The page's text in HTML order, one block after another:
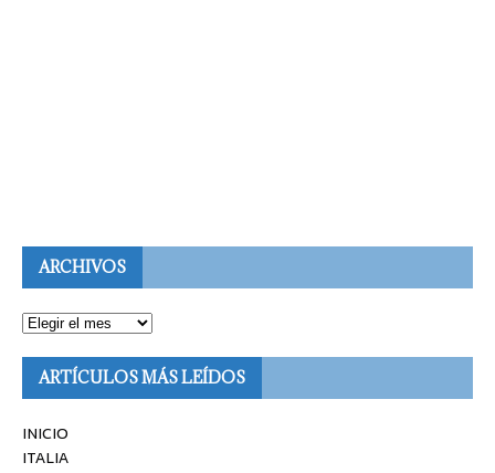
ARCHIVOS
ARTÍCULOS MÁS LEÍDOS
INICIO
ITALIA